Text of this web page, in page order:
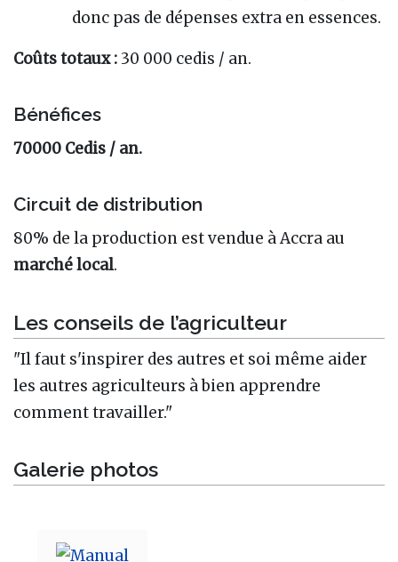
donc pas de dépenses extra en essences.
Coûts totaux : 30 000 cedis / an.
Bénéfices
70000 Cedis / an.
Circuit de distribution
80% de la production est vendue à Accra au
marché local.
Les conseils de l’agriculteur
"Il faut s'inspirer des autres et soi même aider
les autres agriculteurs à bien apprendre
comment travailler."
Galerie photos